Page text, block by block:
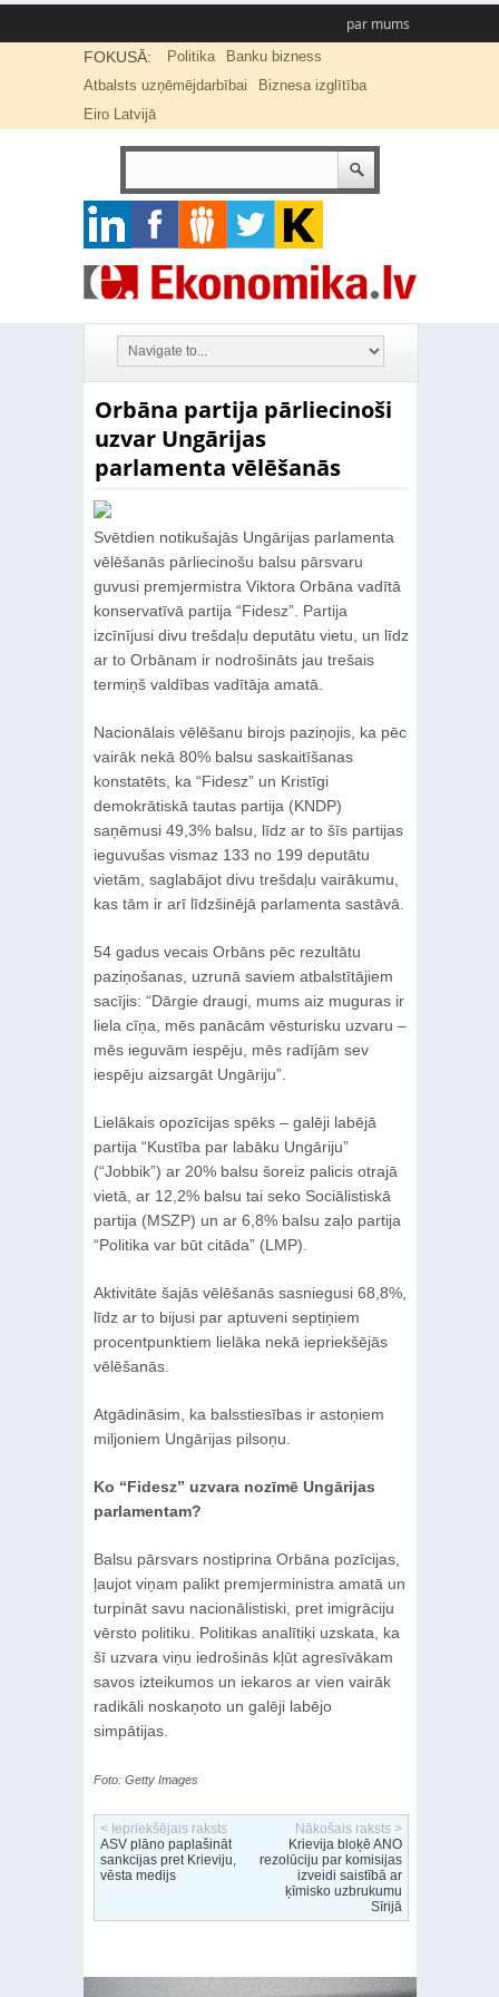
par mums
FOKUSĀ: Politika
Banku bizness
Atbalsts uzņēmējdarbībai
Biznesa izglītība
Eiro Latvijā
Orbāna partija pārliecinoši
uzvar Ungārijas
parlamenta vēlēšanās
Svētdien notikušajās Ungārijas parlamenta
vēlēšanās pārliecinošu balsu pārsvaru
guvusi premjermistra Viktora Orbāna vadītā
konservatīvā partija “Fidesz”. Partija
izcīnījusi divu trešdaļu deputātu vietu, un līdz
ar to Orbānam ir nodrošināts jau trešais
termiņš valdības vadītāja amatā.
Nacionālais vēlēšanu birojs paziņojis, ka pēc
vairāk nekā 80% balsu saskaitīšanas
konstatēts, ka “Fidesz” un Kristīgi
demokrātiskā tautas partija (KNDP)
saņēmusi 49,3% balsu, līdz ar to šīs partijas
ieguvušas vismaz 133 no 199 deputātu
vietām, saglabājot divu trešdaļu vairākumu,
kas tām ir arī līdzšinējā parlamenta sastāvā.
54 gadus vecais Orbāns pēc rezultātu
paziņošanas, uzrunā saviem atbalstītājiem
sacījis: “Dārgie draugi, mums aiz muguras ir
liela cīņa, mēs panācām vēsturisku uzvaru –
mēs ieguvām iespēju, mēs radījām sev
iespēju aizsargāt Ungāriju”.
Lielākais opozīcijas spēks – galēji labējā
partija “Kustība par labāku Ungāriju”
(“Jobbik”) ar 20% balsu šoreiz palicis otrajā
vietā, ar 12,2% balsu tai seko Sociālistiskā
partija (MSZP) un ar 6,8% balsu zaļo partija
“Politika var būt citāda” (LMP).
Aktivitāte šajās vēlēšanās sasniegusi 68,8%,
līdz ar to bijusi par aptuveni septiņiem
procentpunktiem lielāka nekā iepriekšējās
vēlēšanās.
Atgādināsim, ka balsstiesības ir astoņiem
miljoniem Ungārijas pilsoņu.
Ko “Fidesz” uzvara nozīmē Ungārijas
parlamentam?
Balsu pārsvars nostiprina Orbāna pozīcijas,
ļaujot viņam palikt premjerministra amatā un
turpināt savu nacionālistiski, pret imigrāciju
vērsto politiku. Politikas analītiķi uzskata, ka
šī uzvara viņu iedrošinās kļūt agresīvākam
savos izteikumos un iekaros ar vien vairāk
radikāli noskaņoto un galēji labējo
simpātijas.
Foto: Getty Images
< Iepriekšējais raksts
ASV plāno paplašināt
sankcijas pret Krieviju,
vēsta medijs
Nākošais raksts >
Krievija bloķē ANO
rezolūciju par komisijas
izveidi saistībā ar
ķīmisko uzbrukumu
Sīrijā